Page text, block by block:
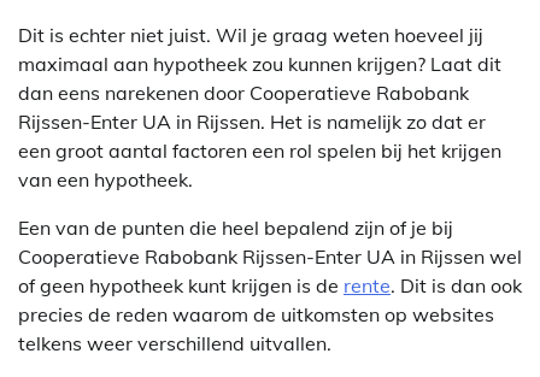
Dit is echter niet juist. Wil je graag weten hoeveel jij
maximaal aan hypotheek zou kunnen krijgen? Laat dit
dan eens narekenen door Cooperatieve Rabobank
Rijssen-Enter UA in Rijssen. Het is namelijk zo dat er
een groot aantal factoren een rol spelen bij het krijgen
van een hypotheek.
Een van de punten die heel bepalend zijn of je bij
Cooperatieve Rabobank Rijssen-Enter UA in Rijssen wel
of geen hypotheek kunt krijgen is de rente. Dit is dan ook
precies de reden waarom de uitkomsten op websites
telkens weer verschillend uitvallen.